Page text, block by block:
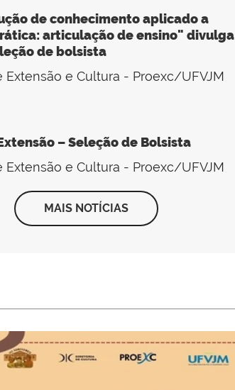
de conhecimento aplicado a
articulação de ensino" divulga
de bolsista
Extensão e Cultura - Proexc/UFVJM
– Seleção de Bolsista
Extensão e Cultura - Proexc/UFVJM
MAIS NOTÍCIAS